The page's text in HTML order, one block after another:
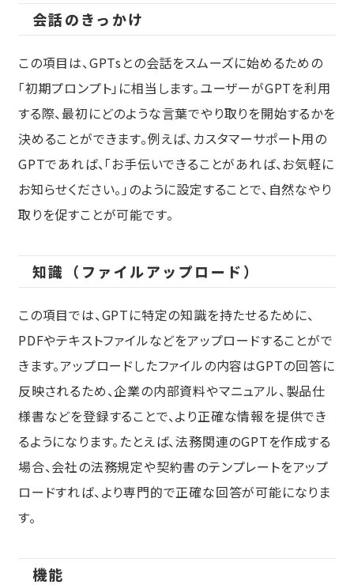
会話のきっかけ
この項目は、GPTsとの会話をスムーズに始めるための
「初期プロンプト」に相当します。ユーザーがGPTを利用
する際、最初にどのような言葉でやり取りを開始するかを
決めることができます。例えば、カスタマーサポート用の
GPTであれば、「お手伝いできることがあれば、お気軽に
お知らせください。」のように設定することで、自然なやり
取りを促すことが可能です。
知識（ファイルアップロード）
この項目では、GPTに特定の知識を持たせるために、
PDFやテキストファイルなどをアップロードすることがで
きます。アップロードしたファイルの内容はGPTの回答に
反映されるため、企業の内部資料やマニュアル、製品仕
様書などを登録することで、より正確な情報を提供でき
るようになります。たとえば、法務関連のGPTを作成する
場合、会社の法務規定や契約書のテンプレートをアップ
ロードすれば、より専門的で正確な回答が可能になりま
す。
機能